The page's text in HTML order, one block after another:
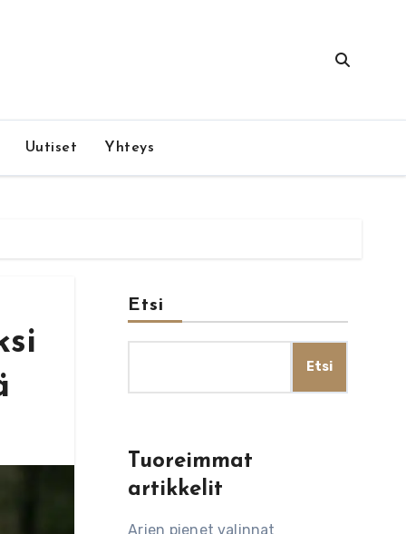
Uutiset Yhteys
Etsi
Etsi
Tuoreimmat
artikkelit
Arjen pienet valinnat